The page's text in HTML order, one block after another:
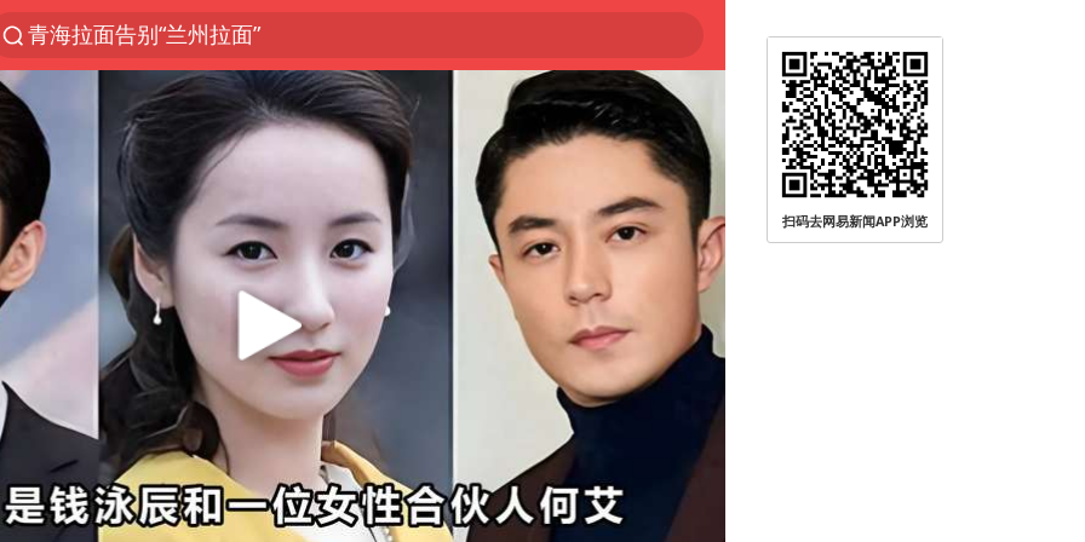
青海拉面告别“兰州拉面”
以“新”破局 首发经济点亮城市消费活力
中方回应是否开采太平洋海底稀土资源
台风白海豚进入48小时警戒线
佛得角门将亮相智利俱乐部主场
看守所辅警收受10万获刑1年
宇树科技发行价格150.80元/股
CIA被曝已秘密设立古巴工作组
泰国一女公务员妆容引争议 本人回应
U17国足1分钟轰2球
宇树科技王兴兴身家有望超200亿元
扫码去网易新闻APP浏览